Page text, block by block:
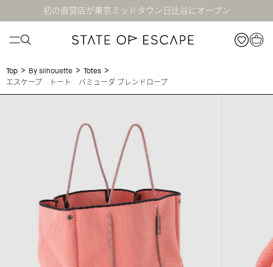
初の直営店が東京ミッドタウン日比谷にオープン
Top > By silhouette > Totes >
エスケープ トート バミューダ ブレンドロープ